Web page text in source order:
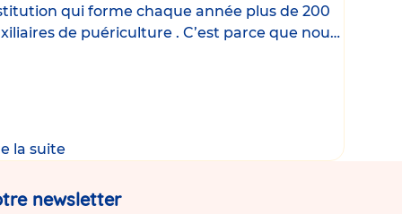
qui forme chaque année plus de 200
de puériculture . C’est parce que nous
la suite
newsletter